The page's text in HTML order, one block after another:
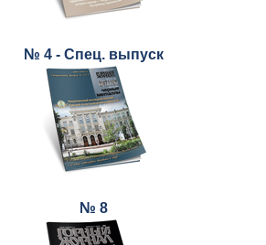
№ 4 - Спец. выпуск
№ 8